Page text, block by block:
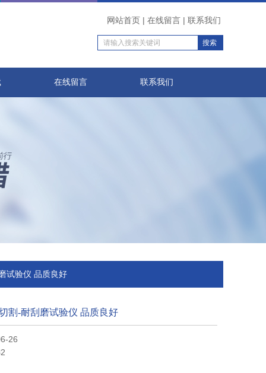
网站首页 | 在线留言 | 联系我们
在线留言 联系我们
试验仪 品质良好
割-耐刮磨试验仪 品质良好
26